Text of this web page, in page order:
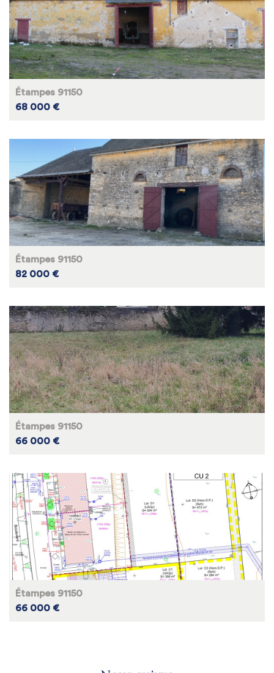
Étampes 91150
68 000 €
Étampes 91150
82 000 €
Étampes 91150
66 000 €
Étampes 91150
66 000 €